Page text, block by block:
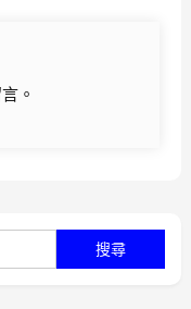
。
尋